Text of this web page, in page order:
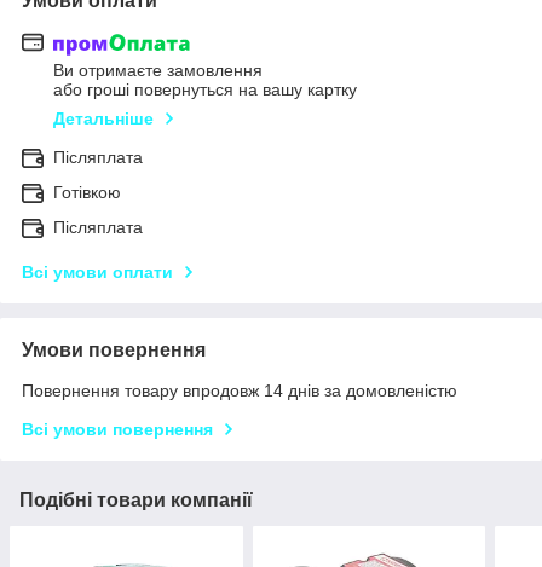
Ви отримаєте замовлення
або гроші повернуться на вашу картку
Детальніше
Післяплата
Готівкою
Післяплата
Всі умови оплати
Умови повернення
Повернення товару впродовж 14 днів за домовленістю
Всі умови повернення
Подібні товари компанії